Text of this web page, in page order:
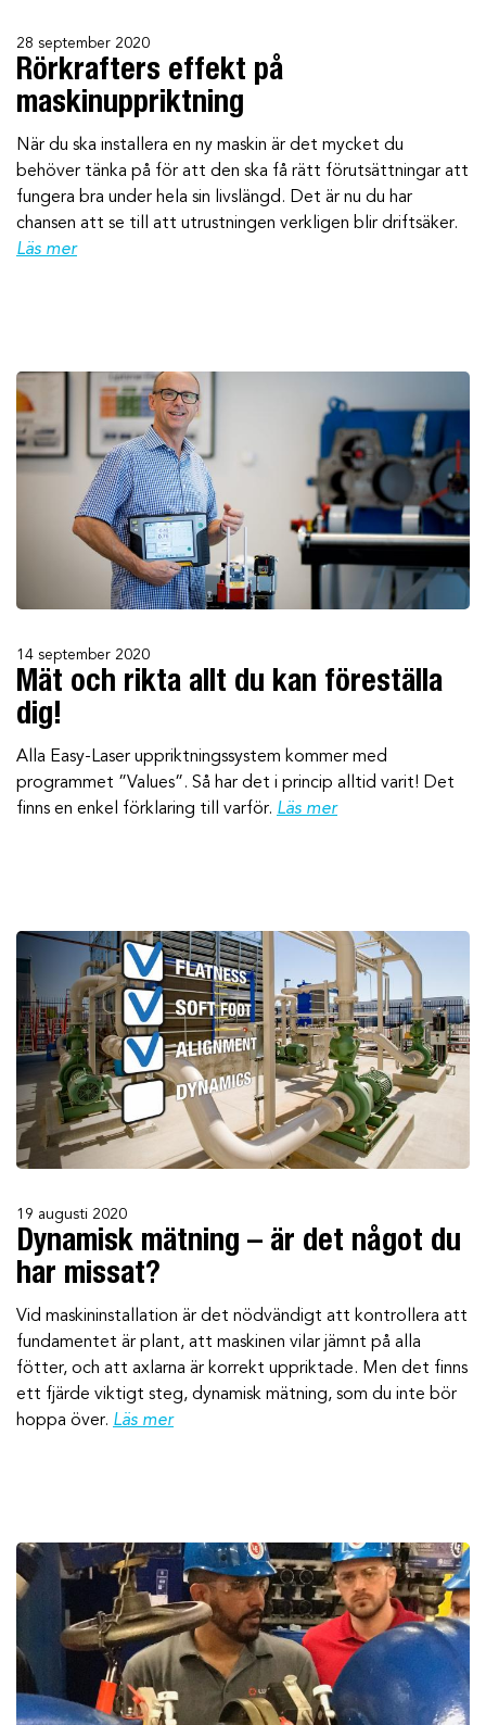
28 september 2020
Rörkrafters effekt på
maskinuppriktning
När du ska installera en ny maskin är det mycket du
behöver tänka på för att den ska få rätt förutsättningar att
fungera bra under hela sin livslängd. Det är nu du har
chansen att se till att utrustningen verkligen blir driftsäker.
Läs mer
14 september 2020
Mät och rikta allt du kan föreställa
dig!
Alla Easy-Laser uppriktningssystem kommer med
programmet ”Values”. Så har det i princip alltid varit! Det
finns en enkel förklaring till varför. Läs mer
19 augusti 2020
Dynamisk mätning – är det något du
har missat?
Vid maskininstallation är det nödvändigt att kontrollera att
fundamentet är plant, att maskinen vilar jämnt på alla
fötter, och att axlarna är korrekt uppriktade. Men det finns
ett fjärde viktigt steg, dynamisk mätning, som du inte bör
hoppa över. Läs mer